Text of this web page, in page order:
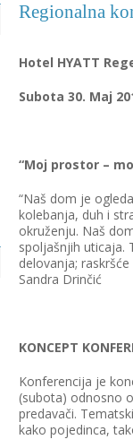
Regionalna
Hotel HYATT
Subota 30. Maj
“Moj prostor –
“Naš dom je
kolebanja, duh i
okruženju. Naš
spoljašnjih uticaja.
delovanja;
Sandra Drinčić
KONCEPT
Konferencija je
(subota) odnosno
predavači.
kako pojedinca,